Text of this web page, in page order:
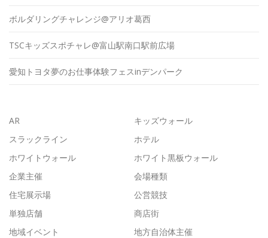
ボルダリングチャレンジ@アリオ葛西
TSCキッズスポチャレ@富山駅南口駅前広場
愛知トヨタ夢のお仕事体験フェスinデンパーク
AR
キッズウォール
スラックライン
ホテル
ホワイトウォール
ホワイト黒板ウォール
企業主催
会場種類
住宅展示場
公営競技
単独店舗
商店街
地域イベント
地方自治体主催